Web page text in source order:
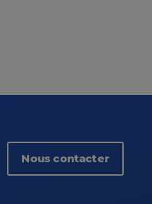
Nous contacter